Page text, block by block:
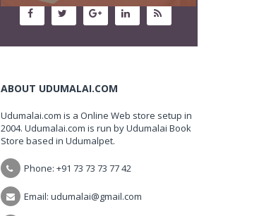
ABOUT UDUMALAI.COM
Udumalai.com is a Online Web store setup in
2004. Udumalai.com is run by Udumalai Book
Store based in Udumalpet.
Phone: +91 73 73 73 77 42
Email: udumalai@gmail.com